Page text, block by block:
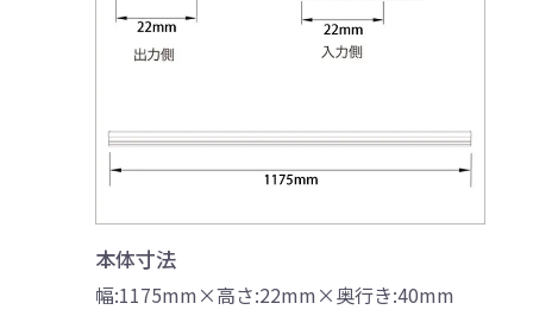
本体寸法
幅:1175mm×高さ:22mm×奥行き:40mm